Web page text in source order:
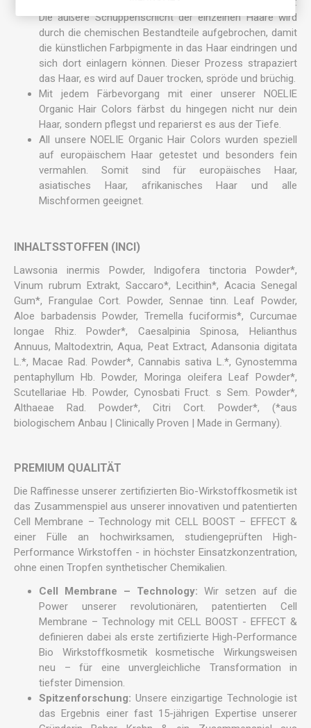
Die äußere Schuppenschicht der einzelnen Haare wird
durch die chemischen Bestandteile aufgebrochen, damit
die künstlichen Farbpigmente in das Haar eindringen und
sich dort einlagern können. Dieser Prozess strapaziert
das Haar, es wird auf Dauer trocken, spröde und brüchig.
Mit jedem Färbevorgang mit einer unserer NOELIE
Organic Hair Colors färbst du hingegen nicht nur dein
Haar, sondern pflegst und reparierst es aus der Tiefe.
All unsere NOELIE Organic Hair Colors wurden speziell
auf europäischem Haar getestet und besonders fein
vermahlen. Somit sind für europäisches Haar,
asiatisches Haar, afrikanisches Haar und alle
Mischformen geeignet.
INHALTSSTOFFEN (INCI)
Lawsonia inermis Powder, Indigofera tinctoria Powder*,
Vinum rubrum Extrakt, Saccaro*, Lecithin*, Acacia Senegal
Gum*, Frangulae Cort. Powder, Sennae tinn. Leaf Powder,
Aloe barbadensis Powder, Tremella fuciformis*, Curcumae
longae Rhiz. Powder*, Caesalpinia Spinosa, Helianthus
Annuus, Maltodextrin, Aqua, Peat Extract, Adansonia digitata
L.*, Macae Rad. Powder*, Cannabis sativa L.*, Gynostemma
pentaphyllum Hb. Powder, Moringa oleifera Leaf Powder*,
Scutellariae Hb. Powder, Cynosbati Fruct. s Sem. Powder*,
Althaeae Rad. Powder*, Citri Cort. Powder*, (*aus
biologischem Anbau | Clinically Proven | Made in Germany).
PREMIUM QUALITÄT
Die Raffinesse unserer zertifizierten Bio-Wirkstoffkosmetik ist
das Zusammenspiel aus unserer innovativen und patentierten
Cell Membrane – Technology mit CELL BOOST – EFFECT &
einer Fülle an hochwirksamen, studiengeprüften High-
Performance Wirkstoffen - in höchster Einsatzkonzentration,
ohne einen Tropfen synthetischer Chemikalien.
Cell Membrane – Technology: Wir setzen auf die
Power unserer revolutionären, patentierten Cell
Membrane – Technology mit CELL BOOST - EFFECT &
definieren dabei als erste zertifizierte High-Performance
Bio Wirkstoffkosmetik kosmetische Wirkungsweisen
neu – für eine unvergleichliche Transformation in
tiefster Dimension.
Spitzenforschung: Unsere einzigartige Technologie ist
das Ergebnis einer fast 15-jährigen Expertise unserer